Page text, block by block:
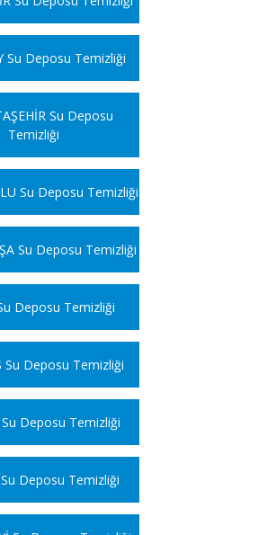
Su Deposu Temizliği
Su Deposu
Temizliği
Su Deposu Temizliği
Su Deposu Temizliği
Deposu Temizliği
Su Deposu Temizliği
Su Deposu Temizliği
Deposu Temizliği